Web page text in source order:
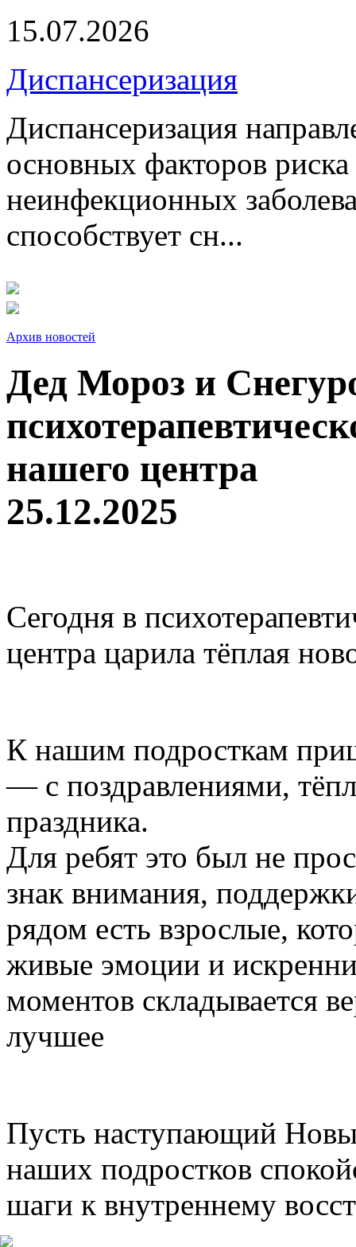
15.07.2026
Диспансеризация
Диспансеризация
основных факторов
неинфекционных
способствует сн...
Архив новостей
Дед Мороз и
нашего центра
25.12.2025
Сегодня в
центра царила тёплая
К нашим подросткам
— с поздравлениями,
праздника.
Для ребят это был не
знак внимания,
рядом есть взрослые,
живые эмоции и
моментов складывается
лучшее
Пусть наступающий
наших подростков
шаги к внутреннему